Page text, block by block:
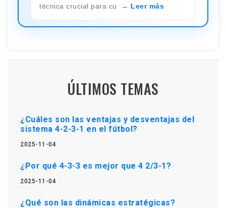
técnica crucial para cu
Leer más
ÚLTIMOS TEMAS
¿Cuáles son las ventajas y desventajas del
sistema 4-2-3-1 en el fútbol?
2025-11-04
¿Por qué 4-3-3 es mejor que 4 2/3-1?
2025-11-04
¿Qué son las dinámicas estratégicas?